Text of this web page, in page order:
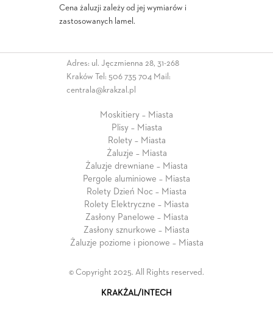
Cena żaluzji zależy od jej wymiarów i
zastosowanych lamel.
Adres: ul. Jęczmienna 28, 31-268
Kraków Tel: 506 735 704 Mail:
centrala@krakzal.pl
Moskitiery – Miasta
Plisy – Miasta
Rolety – Miasta
Żaluzje – Miasta
Żaluzje drewniane – Miasta
Pergole aluminiowe – Miasta
Rolety Dzień Noc – Miasta
Rolety Elektryczne – Miasta
Zasłony Panelowe – Miasta
Zasłony sznurkowe – Miasta
Żaluzje poziome i pionowe – Miasta
© Copyright 2025. All Rights reserved.
KRAKŻAL/INTECH